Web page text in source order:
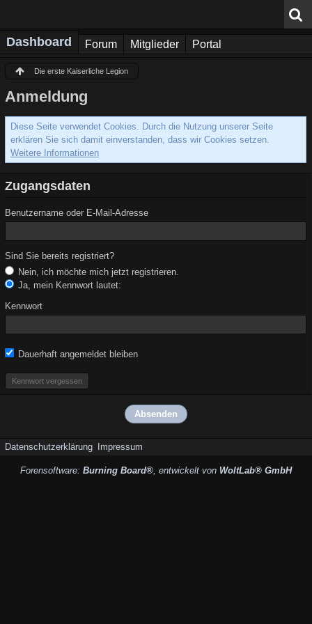
Dashboard Forum Mitglieder Portal
Die erste Kaiserliche Legion
Anmeldung
Diese Seite verwendet Cookies. Durch die Nutzung unserer Seite
erklären Sie sich damit einverstanden, dass wir Cookies setzen.
Weitere Informationen
Zugangsdaten
Benutzername oder E-Mail-Adresse
Sind Sie bereits registriert?
Nein, ich möchte mich jetzt registrieren.
Ja, mein Kennwort lautet:
Kennwort
Dauerhaft angemeldet bleiben
Kennwort vergessen
Datenschutzerklärung Impressum
Forensoftware: Burning Board®, entwickelt von WoltLab® GmbH